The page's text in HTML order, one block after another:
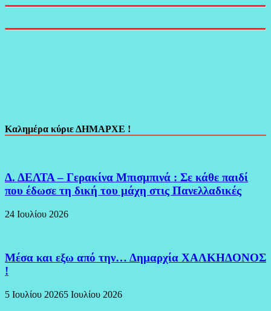
Καλημέρα κύριε ΔΗΜΑΡΧΕ !
Δ. ΔΕΛΤΑ – Γερακίνα Μπισμπινά : Σε κάθε παιδί
που έδωσε τη δική του μάχη στις Πανελλαδικές
24 Ιουλίου 2026
Μέσα και εξω από την… Δημαρχία ΧΑΛΚΗΔΟΝΟΣ
!
5 Ιουλίου 20265 Ιουλίου 2026